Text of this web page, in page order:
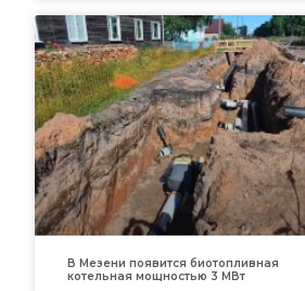
В Мезени появится биотопливная
котельная мощностью 3 МВт